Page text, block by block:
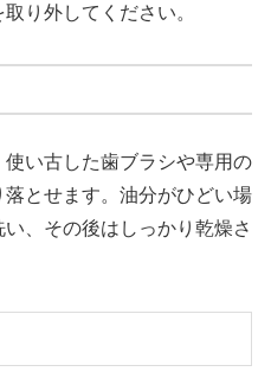
り外してください。
い古した歯ブラシや専用の
とせます。油分がひどい場
、その後はしっかり乾燥さ